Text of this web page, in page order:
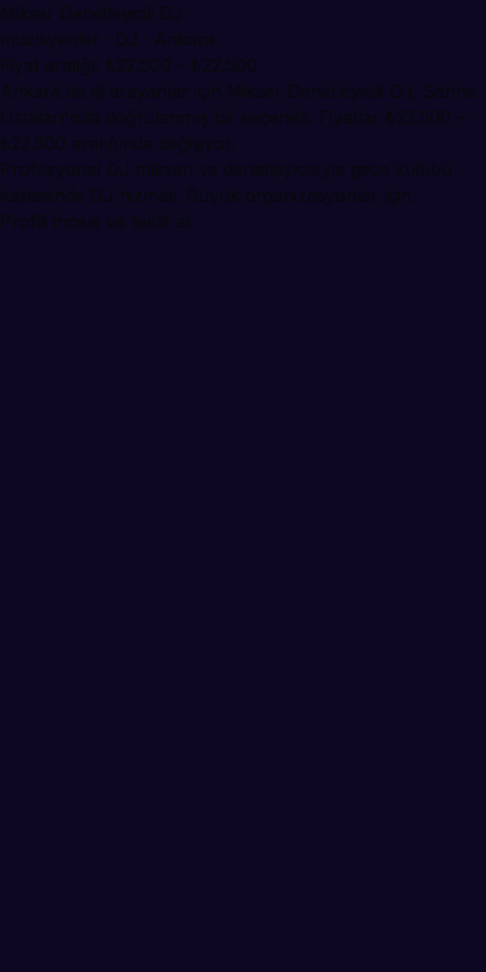
Mikser Denetleyicili DJ
muzisyenler · DJ · Ankara
Fiyat aralığı: ₺22.500 – ₺22.500
Ankara'da dj arayanlar için Mikser Denetleyicili DJ, Sahne
Ustaları'nda doğrulanmış bir seçenek. Fiyatlar ₺22.500 –
₺22.500 aralığında değişiyor.
Profesyonel DJ mikseri ve denetleyicisiyle gece kulübü
kalitesinde DJ hizmeti. Büyük organizasyonlar için.
Profili incele ve teklif al